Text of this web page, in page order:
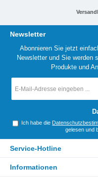
Newsletter
Abonnieren Sie jetzt
Newsletter und Sie werden
Produkte und
Mail-
Ich habe die
gelesen und
Service-Hotline
Informationen